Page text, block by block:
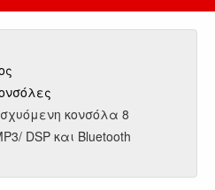
κονσόλα 8
DSP και Bluetooth